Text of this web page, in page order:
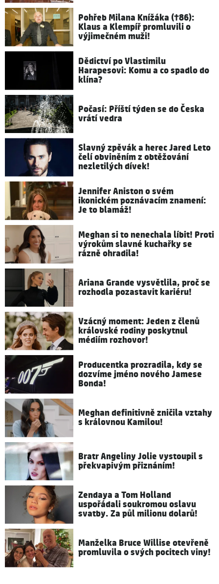
Pohřeb Milana Knížáka (†86):
Klaus a Klempíř promluvili o
výjimečném muži!
Dědictví po Vlastimilu
Harapesovi: Komu a co spadlo do
klína?
Počasí: Příští týden se do Česka
vrátí vedra
Slavný zpěvák a herec Jared Leto
čelí obviněním z obtěžování
nezletilých dívek!
Jennifer Aniston o svém
ikonickém poznávacím znamení:
Je to blamáž!
Meghan si to nenechala líbit! Proti
výrokům slavné kuchařky se
rázně ohradila!
Ariana Grande vysvětlila, proč se
rozhodla pozastavit kariéru!
Vzácný moment: Jeden z členů
královské rodiny poskytnul
médiím rozhovor!
Producentka prozradila, kdy se
dozvíme jméno nového Jamese
Bonda!
Meghan definitivně zničila vztahy
s královnou Kamilou!
Bratr Angeliny Jolie vystoupil s
překvapivým přiznáním!
Zendaya a Tom Holland
uspořádali soukromou oslavu
svatby. Za půl milionu dolarů!
Manželka Bruce Willise otevřeně
promluvila o svých pocitech viny!